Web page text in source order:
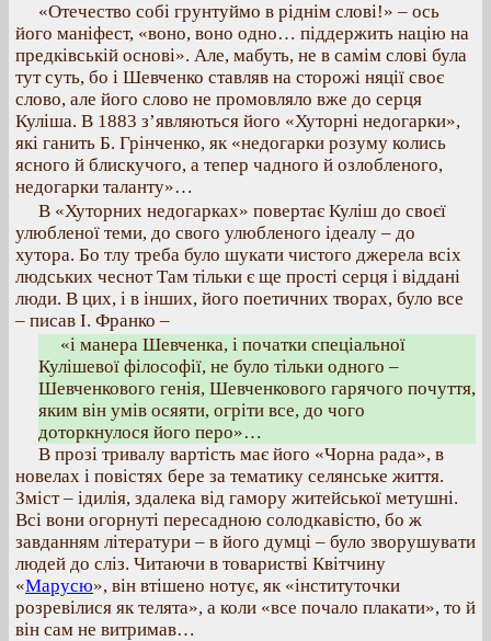
«Отечество собі грунтуймо в ріднім слові!» – ось
його маніфест, «воно, воно одно… піддержить націю на
предківській основі». Але, мабуть, не в самім слові була
тут суть, бо і Шевченко ставляв на сторожі няції своє
слово, але його слово не промовляло вже до серця
Куліша. В 1883 з’являються його «Хуторні недогарки»,
які ганить Б. Грінченко, як «недогарки розуму колись
ясного й блискучого, а тепер чадного й озлобленого,
недогарки таланту»…
В «Хуторних недогарках» повертає Куліш до своєї
улюбленої теми, до свого улюбленого ідеалу – до
хутора. Бо тлу треба було шукати чистого джерела всіх
людських чеснот Там тільки є ще прості серця і віддані
люди. В цих, і в інших, його поетичних творах, було все
– писав І. Франко –
«і манера Шевченка, і початки спеціальної
Кулішевої філософії, не було тільки одного –
Шевченкового генія, Шевченкового гарячого почуття,
яким він умів осяяти, огріти все, до чого
доторкнулося його перо»…
В прозі тривалу вартість має його «Чорна рада», в
новелах і повістях бере за тематику селянське життя.
Зміст – ідилія, здалека від гамору житейської метушні.
Всі вони огорнуті пересадною солодкавістю, бо ж
завданням літератури – в його думці – було зворушувати
людей до сліз. Читаючи в товаристві Квітчину
«Марусю», він втішено нотує, як «інституточки
розревілися як телята», а коли «все почало плакати», то й
він сам не витримав…